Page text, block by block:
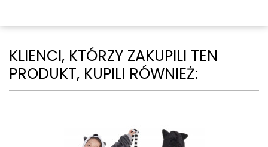
KLIENCI, KTÓRZY ZAKUPILI TEN
PRODUKT, KUPILI RÓWNIEŻ: